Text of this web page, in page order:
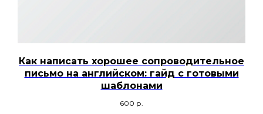
Как написать хорошее сопроводительное
письмо на английском: гайд с готовыми
шаблонами
600 р.